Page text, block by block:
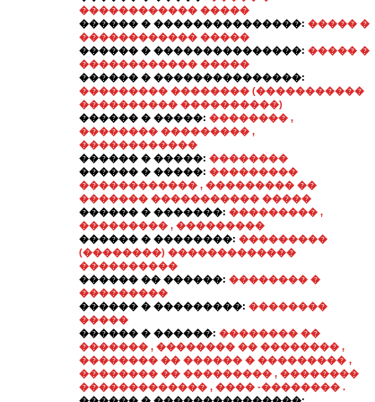
������������ �����
������ � ���������������: ����� �
������������ �����
������ � ���������������: ����� �
������������ �����
������ � ���������������:
��������� �������� (�����������
���������� ����������)
������ � �����: �������� ,
�������� ��������� ,
������������
������ � �����: ��������
������ � �����: ���������
������������ , ��������� ��
������� ����������� �����
������ � �������: ��������� ,
��������� , ���������
������ � ��������: ���������
(��������) �������������
����������
������ �� ������: �������� �
���������
������ � ���������: ��������
�����
������ � ������: �������� ��
������� , �������� �� �������� ,
�������� �� ������ � ��������� ,
�������� �� ��������� , ��������
������������� , ���� -�������� .